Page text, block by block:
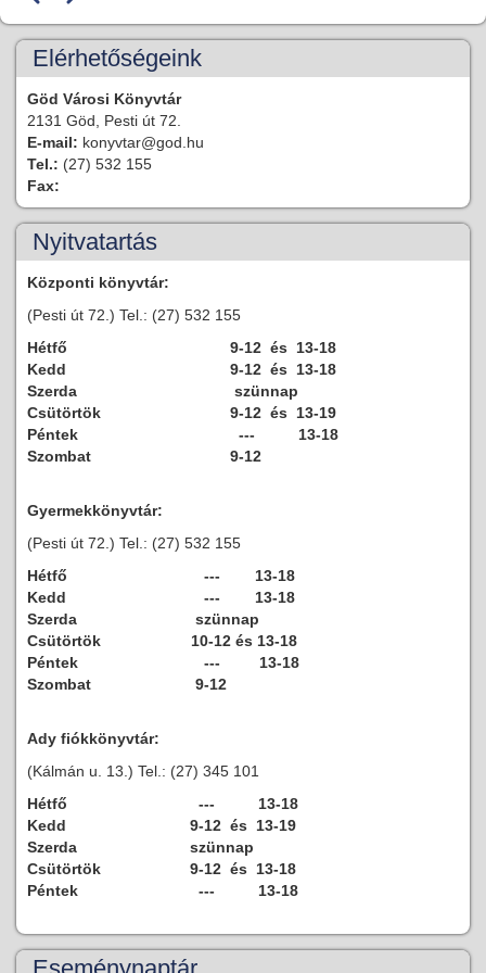
Elérhetőségeink
Göd Városi Könyvtár
2131 Göd, Pesti út 72.
E-mail: konyvtar@god.hu
Tel.: (27) 532 155
Fax:
Nyitvatartás
Központi könyvtár:
(Pesti út 72.) Tel.: (27) 532 155
Hétfő
9-12 és 13-18
Kedd
9-12 és 13-18
Szerda
szünnap
Csütörtök
9-12 és 13-19
Péntek
--- 13-18
Szombat
9-12
Gyermekkönyvtár:
(Pesti út 72.) Tel.: (27) 532 155
Hétfő
--- 13-18
Kedd
--- 13-18
Szerda
szünnap
Csütörtök
10-12 és 13-18
Péntek
--- 13-18
Szombat
9-12
Ady fiókkönyvtár:
(Kálmán u. 13.) Tel.: (27) 345 101
Hétfő
--- 13-18
Kedd
9-12 és 13-19
Szerda
szünnap
Csütörtök
9-12 és 13-18
Péntek
--- 13-18